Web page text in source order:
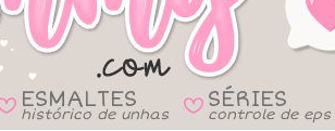
ESMALTES
histórico de unhas B SÉRIES
controle de eps